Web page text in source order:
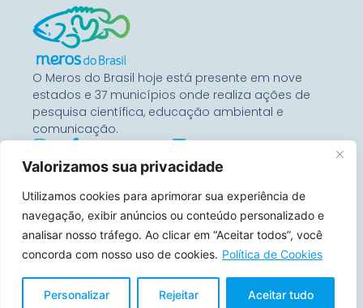
Valorizamos sua privacidade
Utilizamos cookies para aprimorar sua experiência de
navegação, exibir anúncios ou conteúdo personalizado e
analisar nosso tráfego. Ao clicar em “Aceitar todos”, você
concorda com nosso uso de cookies. Política de Cookies
Personalizar Rejeitar Aceitar tudo
O Meros do Brasil hoje está presente em nove
estados e 37 municípios onde realiza ações de
pesquisa científica, educação ambiental e
comunicação.
Entre Em Contato
Rua Benjamin Constant, 67
Conj 1104 – 80060-020
Curitiba, Paraná, Brasil
contato@merosdobrasil.org
(21) 99644-7157